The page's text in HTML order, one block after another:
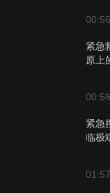
00:56
紧急
原上
00:56
紧急
临极
01:57